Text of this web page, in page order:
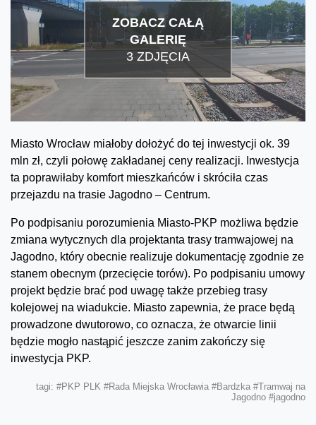
ZOBACZ CAŁĄ
GALERIĘ
3 ZDJĘCIA
Miasto Wrocław miałoby dołożyć do tej inwestycji ok. 39
mln zł, czyli połowę zakładanej ceny realizacji. Inwestycja
ta poprawiłaby komfort mieszkańców i skróciła czas
przejazdu na trasie Jagodno – Centrum.
Po podpisaniu porozumienia Miasto-PKP możliwa będzie
zmiana wytycznych dla projektanta trasy tramwajowej na
Jagodno, który obecnie realizuje dokumentację zgodnie ze
stanem obecnym (przecięcie torów). Po podpisaniu umowy
projekt będzie brać pod uwagę także przebieg trasy
kolejowej na wiadukcie. Miasto zapewnia, że prace będą
prowadzone dwutorowo, co oznacza, że otwarcie linii
będzie mogło nastąpić jeszcze zanim zakończy się
inwestycja PKP.
tagi: #PKP PLK #Rada Miejska Wrocławia #Bardzka #Tramwaj na
Jagodno #jagodno